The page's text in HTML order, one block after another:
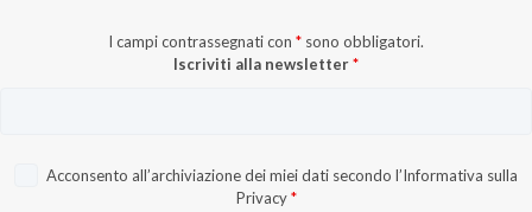
I campi contrassegnati con * sono obbligatori.
Iscriviti alla newsletter*
Acconsento all’archiviazione dei miei dati secondo l’Informativa sulla
Privacy *